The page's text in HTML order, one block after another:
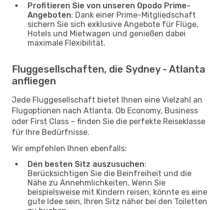
Profitieren Sie von unseren Opodo Prime-
Angeboten: Dank einer Prime-Mitgliedschaft
sichern Sie sich exklusive Angebote für Flüge,
Hotels und Mietwagen und genießen dabei
maximale Flexibilität.
Fluggesellschaften, die Sydney - Atlanta
anfliegen
Jede Fluggesellschaft bietet Ihnen eine Vielzahl an
Flugoptionen nach Atlanta. Ob Economy, Business
oder First Class – finden Sie die perfekte Reiseklasse
für Ihre Bedürfnisse.
Wir empfehlen Ihnen ebenfalls:
Den besten Sitz auszusuchen:
Berücksichtigen Sie die Beinfreiheit und die
Nähe zu Annehmlichkeiten. Wenn Sie
beispielsweise mit Kindern reisen, könnte es eine
gute Idee sein, Ihren Sitz näher bei den Toiletten